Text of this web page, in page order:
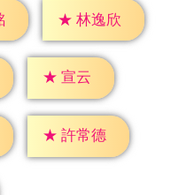
★ 林逸欣
★ 宣云
★ 許常德